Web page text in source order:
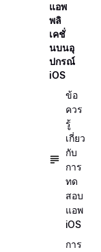
แอพ
พลิ
เคชั่
นบนอุ
ปกรณ์
iOS
ข้อ
ควร
รู้
เกี่ยว
กับ
การ
ทด
สอบ
แอพ
iOS
การ